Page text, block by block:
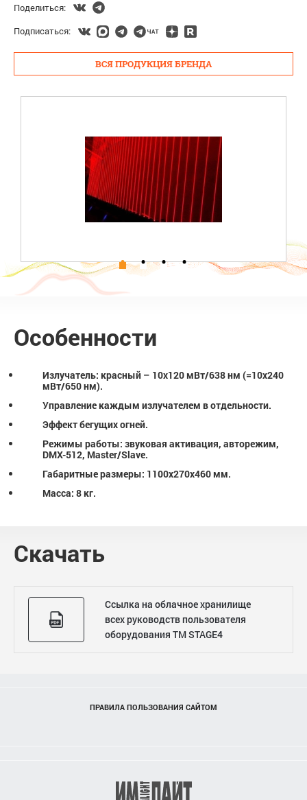
Поделиться:
Подписаться:
ВСЯ ПРОДУКЦИЯ БРЕНДА
Особенности
Излучатель: красный – 10х120 мВт/638 нм (=10х240
мВт/650 нм).
Управление каждым излучателем в отдельности.
Эффект бегущих огней.
Режимы работы: звуковая активация, авторежим,
DMX-512, Master/Slave.
Габаритные размеры: 1100х270х460 мм.
Масса: 8 кг.
Скачать
Ссылка на облачное хранилище
всех руководств пользователя
оборудования ТМ STAGE4
ПРАВИЛА ПОЛЬЗОВАНИЯ САЙТОМ